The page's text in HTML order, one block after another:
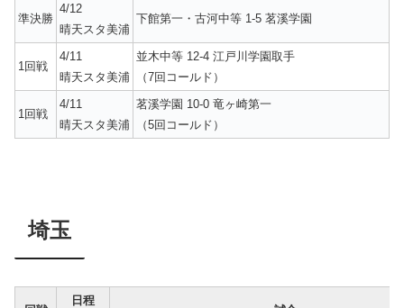
準決勝
4/12
晴天スタ美浦
下館第一・古河中等 1-5 茗溪学園
1回戦
4/11
晴天スタ美浦
並木中等 12-4 江戸川学園取手
（7回コールド）
1回戦
4/11
晴天スタ美浦
茗溪学園 10-0 竜ヶ崎第一
（5回コールド）
埼玉
日程